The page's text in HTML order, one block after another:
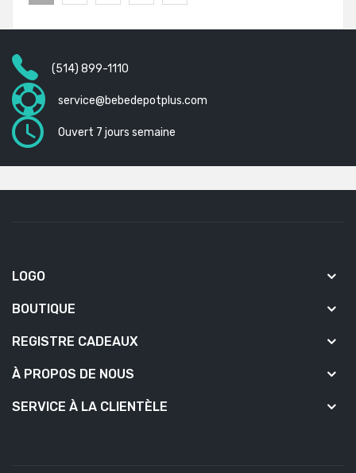
(514) 899-1110
service@bebedepotplus.com
Ouvert 7 jours semaine
LOGO
BOUTIQUE
REGISTRE CADEAUX
À PROPOS DE NOUS
SERVICE À LA CLIENTÈLE